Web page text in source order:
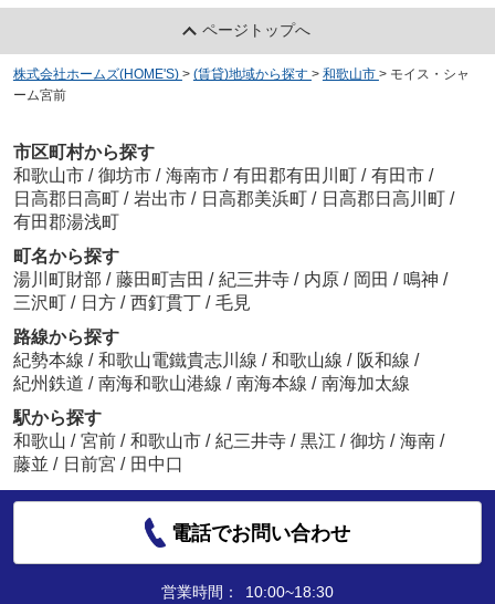
ページトップへ
株式会社ホームズ(HOME'S) > (賃貸)地域から探す > 和歌山市 > モイス・シャ
ーム宮前
市区町村から探す
和歌山市 / 御坊市 / 海南市 / 有田郡有田川町 / 有田市 /
日高郡日高町 / 岩出市 / 日高郡美浜町 / 日高郡日高川町 /
有田郡湯浅町
町名から探す
湯川町財部 / 藤田町吉田 / 紀三井寺 / 内原 / 岡田 / 鳴神 /
三沢町 / 日方 / 西釘貫丁 / 毛見
路線から探す
紀勢本線 / 和歌山電鐵貴志川線 / 和歌山線 / 阪和線 /
紀州鉄道 / 南海和歌山港線 / 南海本線 / 南海加太線
駅から探す
和歌山 / 宮前 / 和歌山市 / 紀三井寺 / 黒江 / 御坊 / 海南 /
藤並 / 日前宮 / 田中口
電話でお問い合わせ
営業時間：
10:00~18:30